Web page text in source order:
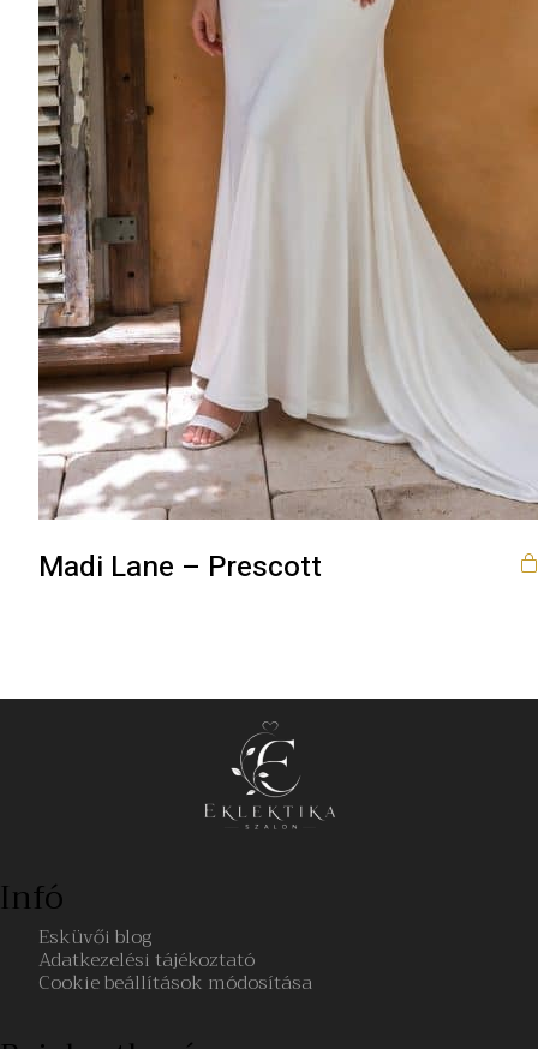
Madi Lane – Prescott
Infó
Esküvői blog
Adatkezelési tájékoztató
Cookie beállítások módosítása